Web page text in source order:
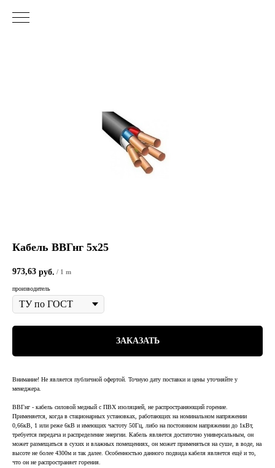
Кабель ВВГнг 5х25
973,63 руб. / 1 m
производитель
ЗАКАЗАТЬ
Внимание! Не является публичной офертой. Точную дату поставки и цены уточняйте у
менеджера.
ВВГнг - кабель силовой медный с ПВХ изоляцией, не распространяющий горение.
Применяется, когда в стационарных установках, работающих на номинальном напряжении
0,66кВ, 1 или реже 6кВ и имеющих частоту 50Гц, либо на постоянном напряжении до 1кВт,
требуется передача и распределение энергии. Кабель является достаточно универсальным, он
может размещаться в сухих и влажных помещениях, он может применяться на суше, в воде, на
высоте не более 4300м и так далее. Особенностью данного подвида кабеля является ещё и то,
что он не распространяет горения.